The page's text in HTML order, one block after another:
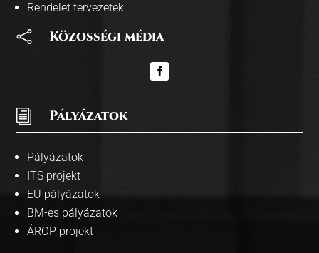
Rendelet tervezetek
 Közosségi média
i Pályázatok
Pályázatok
ITS projekt
EU pályázatok
BM-es pályázatok
ÁROP projekt